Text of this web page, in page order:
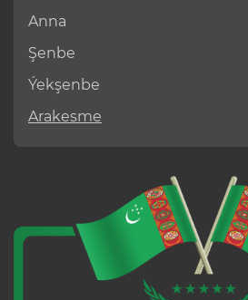
Anna
Şenbe
Ýekşenbe
Arakesme